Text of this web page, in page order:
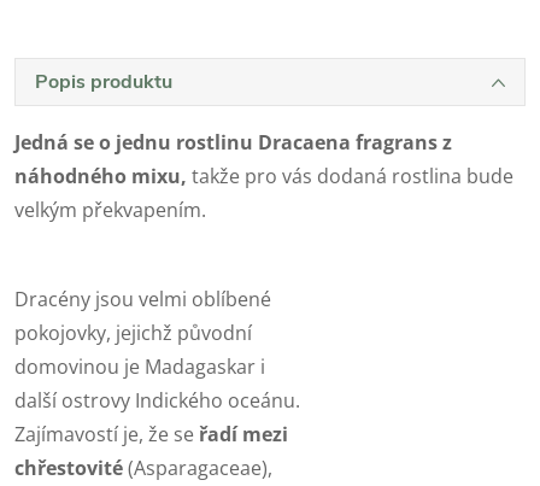
Popis produktu
Jedná se o jednu rostlinu Dracaena fragrans z
náhodného mixu, takže pro vás dodaná rostlina bude
velkým překvapením.
Dracény jsou velmi oblíbené
pokojovky, jejichž původní
domovinou je Madagaskar i
další ostrovy Indického oceánu.
Zajímavostí je, že se řadí mezi
chřestovité(Asparagaceae),